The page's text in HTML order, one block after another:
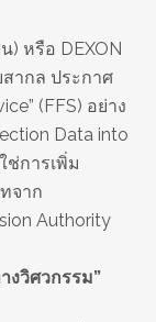
) หรือ DEXON
ากล ประกาศ
(FFS) อย่าง
Data into
ช่การเพิ่ม
จาก
Authority
งวิศวกรรม”